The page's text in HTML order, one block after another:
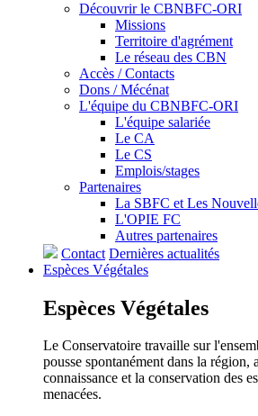
Découvrir le CBNBFC-ORI
Missions
Territoire d'agrément
Le réseau des CBN
Accès / Contacts
Dons / Mécénat
L'équipe du CBNBFC-ORI
L'équipe salariée
Le CA
Le CS
Emplois/stages
Partenaires
La SBFC et Les
L'OPIE FC
Autres partenaires
Contact Dernières actualités
Espèces Végétales
Espèces Végétales
Le Conservatoire travaille sur
pousse spontanément dans la région,
connaissance et la conservation des
menacées.